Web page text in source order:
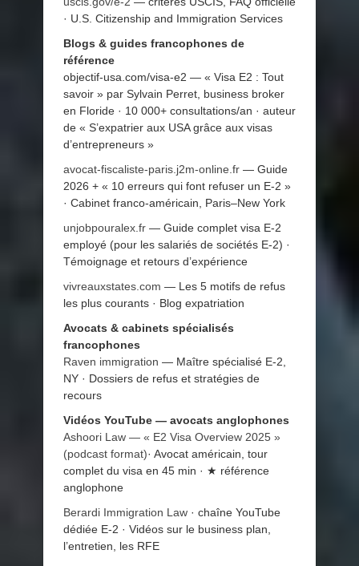
· U.S. Citizenship and Immigration Services
Blogs & guides francophones de
référence
objectif-usa.com/visa-e2 — « Visa E2 : Tout
savoir » par Sylvain Perret, business broker
en Floride · 10 000+ consultations/an · auteur
de « S’expatrier aux USA grâce aux visas
d’entrepreneurs »
avocat-fiscaliste-paris.j2m-online.fr— Guide
2026 + « 10 erreurs qui font refuser un E-2 »
· Cabinet franco-américain, Paris–New York
unjobpouralex.fr— Guide complet visa E-2
employé (pour les salariés de sociétés E-2) ·
Témoignage et retours d’expérience
vivreauxstates.com — Les 5 motifs de refus
les plus courants · Blog expatriation
Avocats & cabinets spécialisés
francophones
Raven immigration — Maître spécialisé E-2,
NY · Dossiers de refus et stratégies de
recours
Vidéos YouTube — avocats anglophones
Ashoori Law — « E2 Visa Overview 2025 »
(podcast format)· Avocat américain, tour
complet du visa en 45 min · ★ référence
anglophone
Berardi Immigration Law· chaîne YouTube
dédiée E-2 · Vidéos sur le business plan,
l’entretien, les RFE